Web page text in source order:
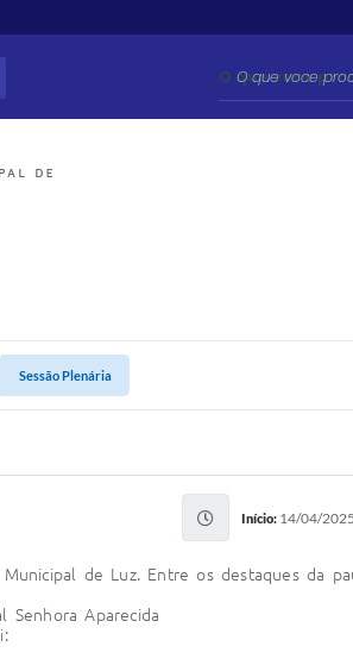
O que voce
Sessão Plenária
Início: 14/04/
de Luz. Entre os destaques da
Senhora Aparecida